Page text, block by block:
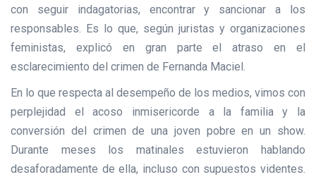
con seguir indagatorias, encontrar y sancionar a los
responsables. Es lo que, según juristas y organizaciones
feministas, explicó en gran parte el atraso en el
esclarecimiento del crimen de Fernanda Maciel.
En lo que respecta al desempeño de los medios, vimos con
perplejidad el acoso inmisericorde a la familia y la
conversión del crimen de una joven pobre en un show.
Durante meses los matinales estuvieron hablando
desaforadamente de ella, incluso con supuestos videntes.